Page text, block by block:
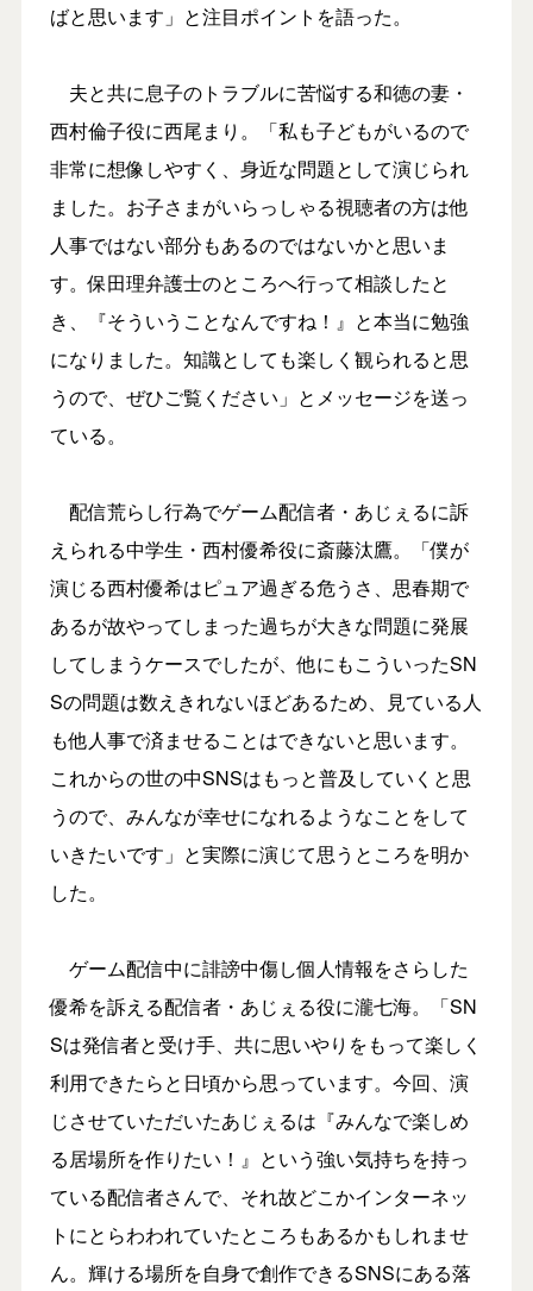
ばと思います」と注目ポイントを語った。
夫と共に息子のトラブルに苦悩する和徳の妻・
西村倫子役に西尾まり。「私も子どもがいるので
非常に想像しやすく、身近な問題として演じられ
ました。お子さまがいらっしゃる視聴者の方は他
人事ではない部分もあるのではないかと思いま
す。保田理弁護士のところへ行って相談したと
き、『そういうことなんですね！』と本当に勉強
になりました。知識としても楽しく観られると思
うので、ぜひご覧ください」とメッセージを送っ
ている。
配信荒らし行為でゲーム配信者・あじぇるに訴
えられる中学生・西村優希役に斎藤汰鷹。「僕が
演じる西村優希はピュア過ぎる危うさ、思春期で
あるが故やってしまった過ちが大きな問題に発展
してしまうケースでしたが、他にもこういったSN
Sの問題は数えきれないほどあるため、見ている人
も他人事で済ませることはできないと思います。
これからの世の中SNSはもっと普及していくと思
うので、みんなが幸せになれるようなことをして
いきたいです」と実際に演じて思うところを明か
した。
ゲーム配信中に誹謗中傷し個人情報をさらした
優希を訴える配信者・あじぇる役に瀧七海。「SN
Sは発信者と受け手、共に思いやりをもって楽しく
利用できたらと日頃から思っています。今回、演
じさせていただいたあじぇるは『みんなで楽しめ
る居場所を作りたい！』という強い気持ちを持っ
ている配信者さんで、それ故どこかインターネッ
トにとらわわれていたところもあるかもしれませ
ん。輝ける場所を自身で創作できるSNSにある落